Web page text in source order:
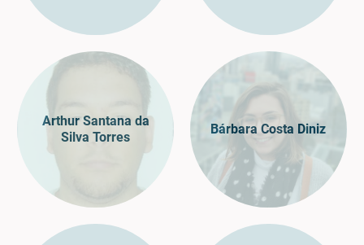
Arthur Santana da
Silva Torres
Bárbara Costa Diniz